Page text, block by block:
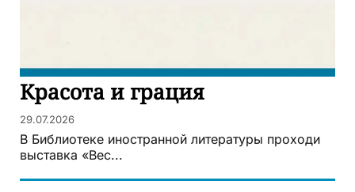
Красота и грация
29.07.2026
В Библиотеке иностранной литературы проходи
выставка «Вес...